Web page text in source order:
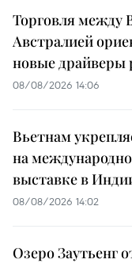
Торговля между
Австралией
новые драйверы
08/08/2026 14:06
Вьетнам
на
выставке в
08/08/2026 14:02
Озеро Заутьенг